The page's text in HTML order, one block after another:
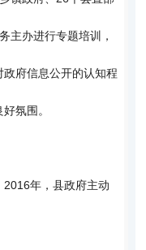
主办进行专题培训，
府信息公开的认知程
氛围。
年，县政府主动